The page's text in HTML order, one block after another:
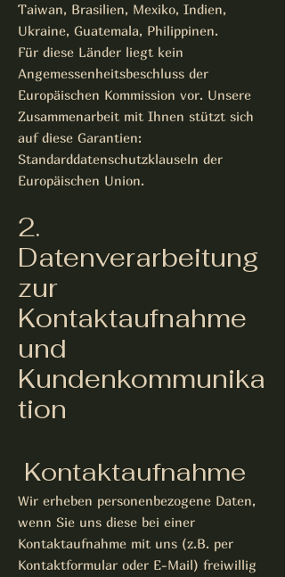
Taiwan, Brasilien, Mexiko, Indien,
Ukraine, Guatemala, Philippinen.
Für diese Länder liegt kein
Angemessenheitsbeschluss der
Europäischen Kommission vor. Unsere
Zusammenarbeit mit Ihnen stützt sich
auf diese Garantien:
Standarddatenschutzklauseln der
Europäischen Union.
2.
Datenverarbeitung
zur
Kontaktaufnahme
und
Kundenkommunika
tion
Kontaktaufnahme
Wir erheben personenbezogene Daten,
wenn Sie uns diese bei einer
Kontaktaufnahme mit uns (z.B. per
Kontaktformular oder E-Mail) freiwillig